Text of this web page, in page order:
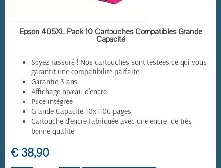
EN STOCK
Epson 405XL Pack 10 Cartouches Compatibles Grande
Capacité
Soyez rassuré ! Nos cartouches sont testées ce qui vous
garantit une compatibilité parfaite.
Garantie 3 ans
Affichage niveau d'encre
Puce intégrée
Grande Capacité 10x1100 pages
Cartouche d'encre fabriquée avec une encre de très
bonne qualité
€ 38,90